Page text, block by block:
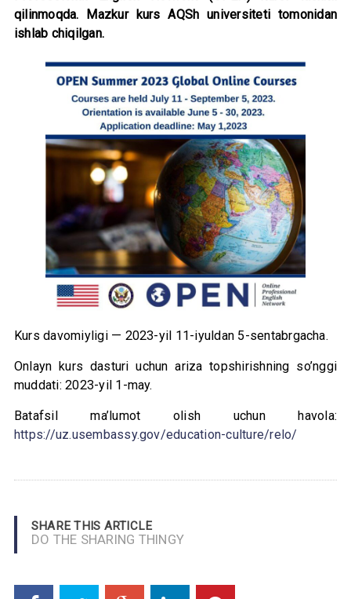
qilinmoqda. Mazkur kurs AQSh universiteti tomonidan
ishlab chiqilgan.
Kurs davomiyligi — 2023-yil 11-iyuldan 5-sentabrgacha.
Onlayn kurs dasturi uchun ariza topshirishning so’nggi
muddati: 2023-yil 1-may.
Batafsil ma’lumot olish uchun havola:
https://uz.usembassy.gov/education-culture/relo/
SHARE THIS ARTICLE
DO THE SHARING THINGY